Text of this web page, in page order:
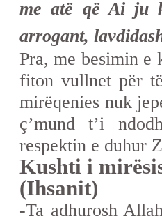
me atë që Ai ju
arrogant,
Pra, me besimin e
fiton vullnet për
mirëqenies nuk
ç’mund t’i
respektin e duhur
Kushti i
(Ihsanit)
-Ta adhurosh